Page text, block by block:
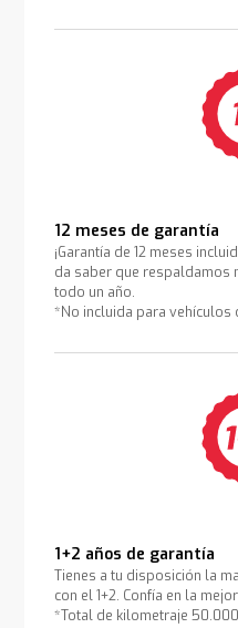
12 meses de garantía
¡Garantía de 12 meses
da saber que respaldamos
todo un año.
*No incluida para
1+2 años de garantía
Tienes a tu disposición la
con el 1+2. Confía en la
*Total de kilometraje